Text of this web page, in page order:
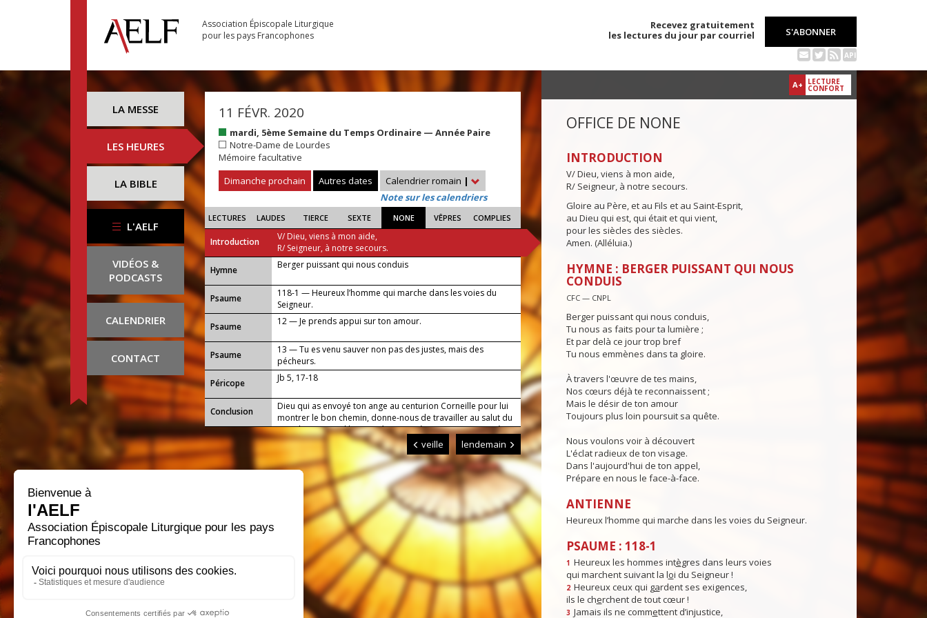
Association Épiscopale Liturgique
pour les pays Francophones
Recevez gratuitement
les lectures du jour par courriel
S'ABONNER
API
LA MESSE
LES HEURES
LA BIBLE
L'AELF
VIDÉOS &
PODCASTS
CALENDRIER
CONTACT
11 FÉVR. 2020
mardi, 5ème Semaine du Temps Ordinaire — Année Paire
Notre-Dame de Lourdes
Mémoire facultative
Dimanche prochain
Autres dates Calendrier romain |
Note sur les calendriers
LECTURES LAUDES TIERCE SEXTE NONE VÊPRES COMPLIES
Introduction
V/ Dieu, viens à mon aide,
R/ Seigneur, à notre secours.
...
Hymne Berger puissant qui nous conduis
Psaume
118-1 — Heureux l’homme qui marche dans les voies du
Seigneur.
Psaume
12 — Je prends appui sur ton amour.
Psaume
13 — Tu es venu sauver non pas des justes, mais des
pécheurs.
Péricope
Jb 5, 17-18
Conclusion
Dieu qui as envoyé ton ange au centurion Corneille pour lui
montrer le bon chemin, donne-nous de travailler au salut du
monde : qu'avec l'humanité tout entière, en communion à
ton Église, nous parvenions jusqu'à toi. Par Jésus le Christ,
notre Seigneur. Amen.
veille lendemain
A+ LECTURE
CONFORT
OFFICE DE NONE
INTRODUCTION
V/ Dieu, viens à mon aide,
R/ Seigneur, à notre secours.
Gloire au Père, et au Fils et au Saint-Esprit,
au Dieu qui est, qui était et qui vient,
pour les siècles des siècles.
Amen. (Alléluia.)
HYMNE : BERGER PUISSANT QUI NOUS
CONDUIS
CFC — CNPL
Berger puissant qui nous conduis,
Tu nous as faits pour ta lumière ;
Et par delà ce jour trop bref
Tu nous emmènes dans ta gloire.
À travers l'œuvre de tes mains,
Nos cœurs déjà te reconnaissent ;
Mais le désir de ton amour
Toujours plus loin poursuit sa quête.
Nous voulons voir à découvert
L'éclat radieux de ton visage.
Dans l'aujourd'hui de ton appel,
Prépare en nous le face-à-face.
ANTIENNE
Heureux l’homme qui marche dans les voies du Seigneur.
PSAUME : 118-1
1 Heureux les hommes intègres dans leurs voies
qui marchent suivant la loi du Seigneur !
2 Heureux ceux qui gardent ses exigences,
ils le cherchent de tout cœur !
3 Jamais ils ne commettent d’injustice,